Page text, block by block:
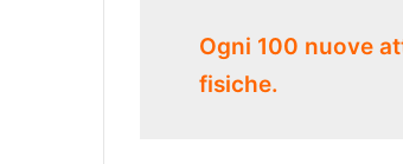
Ogni 100 nuove
fisiche.